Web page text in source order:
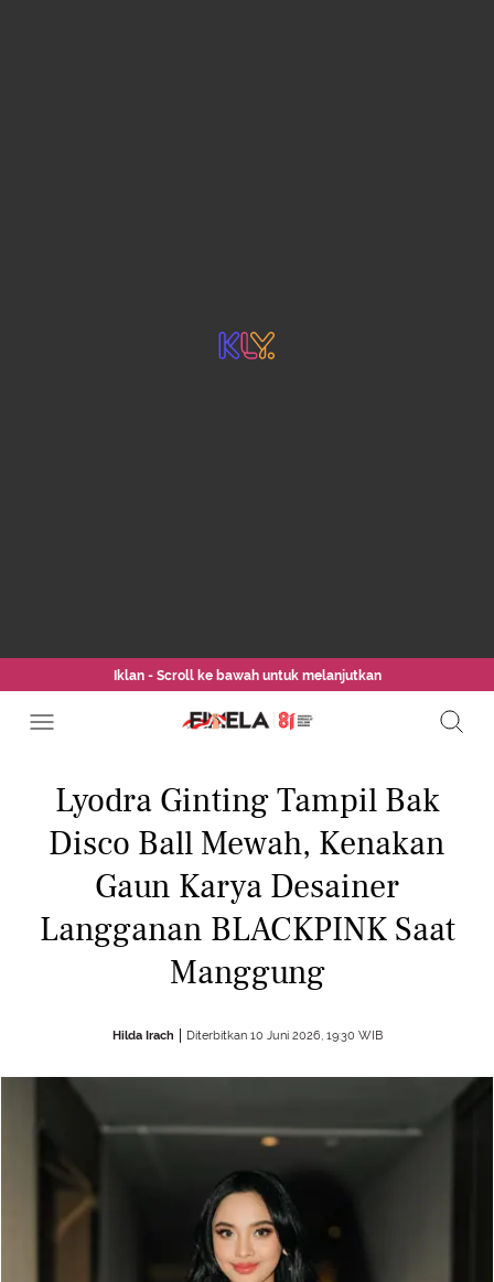
Iklan - Scroll ke bawah untuk melanjutkan
Lyodra Ginting Tampil Bak
Disco Ball Mewah, Kenakan
Gaun Karya Desainer
Langganan BLACKPINK Saat
Manggung
Hilda Irach Diterbitkan 10 Juni 2026, 19:30 WIB